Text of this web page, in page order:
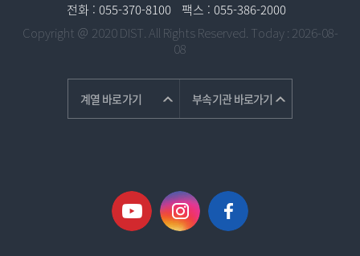
전화 : 055-370-8100 팩스 : 055-386-2000
Copyright ＠ 2020 DIST. All Rights Reserved. Today : 2026-08-
08
계열 바로가기 부속기관 바로가기